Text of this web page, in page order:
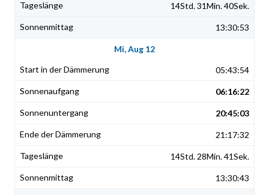
14Std. 31Min. 40Sek.
13:30:53
Mi, Aug 12
05:43:54
06:16:22
20:45:03
21:17:32
14Std. 28Min. 41Sek.
13:30:43